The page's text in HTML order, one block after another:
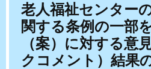
老人福祉センター
関する条例の一部
（案）に対する意
クコメント）結果